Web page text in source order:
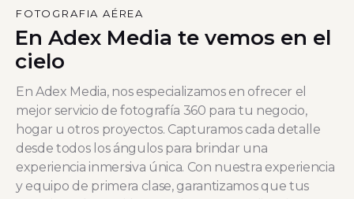
FOTOGRAFIA AÉREA
En Adex Media te vemos en el
cielo
En Adex Media, nos especializamos en ofrecer el
mejor servicio de fotografía 360 para tu negocio,
hogar u otros proyectos. Capturamos cada detalle
desde todos los ángulos para brindar una
experiencia inmersiva única. Con nuestra experiencia
y equipo de primera clase, garantizamos que tus